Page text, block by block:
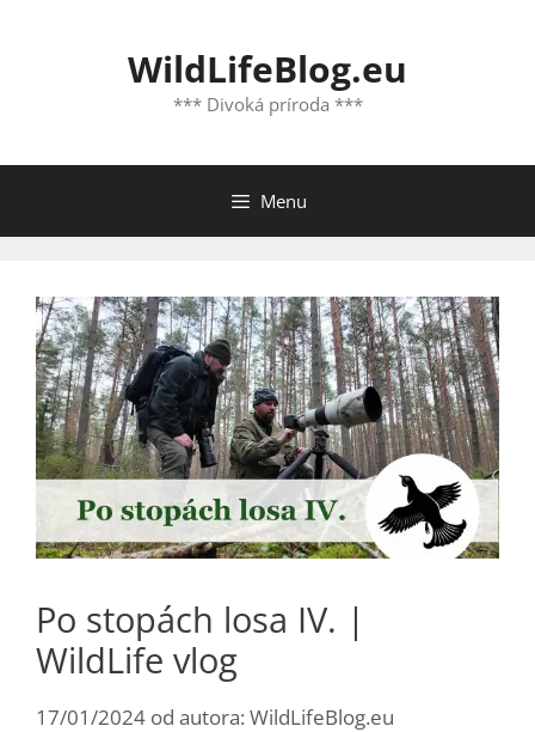
WildLifeBlog.eu
*** Divoká príroda ***
Menu
Po stopách losa IV. |
WildLife vlog
17/01/2024 od autora: WildLifeBlog.eu